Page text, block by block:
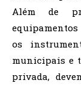
Além de
os
municipais e
privada,